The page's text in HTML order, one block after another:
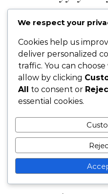
Asiakastyytyväisyys
arvon myynnissä, sillä
todennäköisemmin
suurempia summia.
esimerkiksi
(NPS) -mittarilla, joka
suositella brändiä muille.
Hyvä
prosenttia, mikä viittaa
We respect your
Cookies help us
deliver personalized
traffic. You can
allow by clicking
All to consent or
essential cookies.